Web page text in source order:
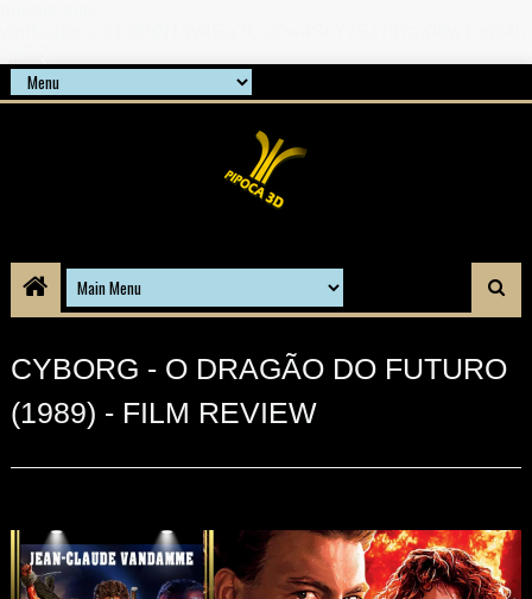
CYBORG - O DRAGÃO DO FUTURO
(1989) - FILM REVIEW